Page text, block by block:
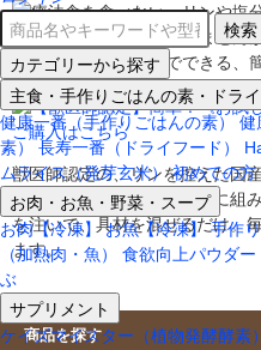
検索
カテゴリーから探す
主食・手作りごはんの素・ドラ
健康一番（手作りごはんの素）
健
素）
長寿一番（ドライフード）
ムライス（発芽玄米） 初めての方
お肉・お魚・野菜・スープ
お肉【冷凍】 お魚【冷凍】 手作
（加熱肉・魚）
食欲向上パウダー
ぶ
サプリメント
ケイズマイスター（植物発酵酵素）
獣医師認定の、リンを控えた国
ての方でも作りやすいように組
を注いで、具材を混ぜるだけ。
ます。
商品を探す